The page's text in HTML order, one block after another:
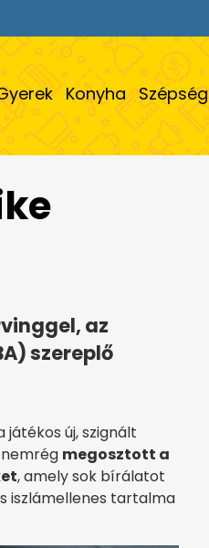
Konyha Szépség
az
szereplő
új, szignált
megosztott a
, amely sok bírálatot
iszlámellenes tartalma